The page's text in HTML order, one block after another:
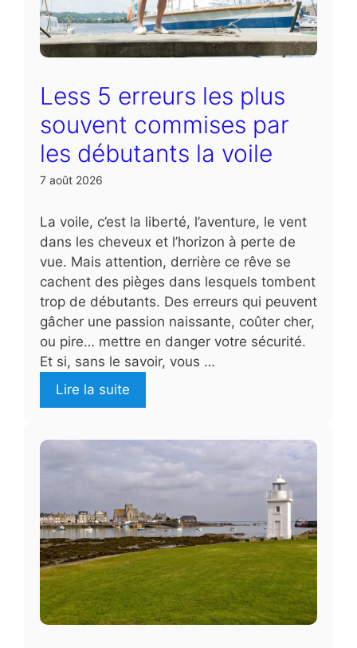
Less 5 erreurs les plus
souvent commises par
les débutants la voile
7 août 2026
La voile, c’est la liberté, l’aventure, le vent
dans les cheveux et l’horizon à perte de
vue. Mais attention, derrière ce rêve se
cachent des pièges dans lesquels tombent
trop de débutants. Des erreurs qui peuvent
gâcher une passion naissante, coûter cher,
ou pire… mettre en danger votre sécurité.
Et si, sans le savoir, vous …
Lire la suite